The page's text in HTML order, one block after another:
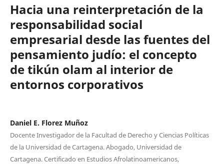
Hacia una reinterpretación de la
responsabilidad social
empresarial desde las fuentes del
pensamiento judío: el concepto
de tikún olam al interior de
entornos corporativos
Daniel E. Florez Muñoz
Docente Investigador de la Facultad de Derecho y Ciencias Políticas
de la Universidad de Cartagena. Abogado, Universidad de
Cartagena. Certificado en Estudios Afrolatinoamericanos,